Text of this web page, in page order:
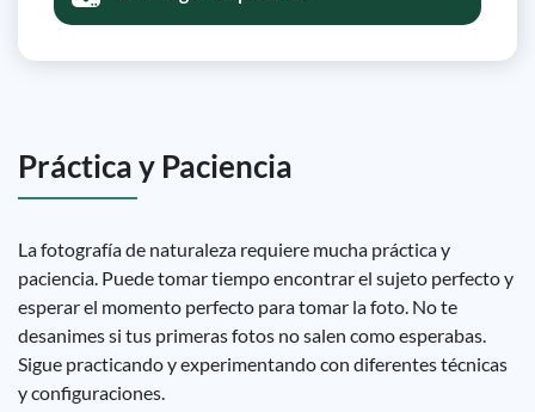
Práctica y Paciencia
La fotografía de naturaleza requiere mucha práctica y
paciencia. Puede tomar tiempo encontrar el sujeto perfecto y
esperar el momento perfecto para tomar la foto. No te
desanimes si tus primeras fotos no salen como esperabas.
Sigue practicando y experimentando con diferentes técnicas
y configuraciones.